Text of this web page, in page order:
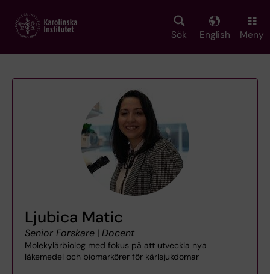
main
Sök English Meny
Ljubica Matic
Senior Forskare | Docent
Molekylärbiolog med fokus på att utveckla nya
läkemedel och biomarkörer för kärlsjukdomar